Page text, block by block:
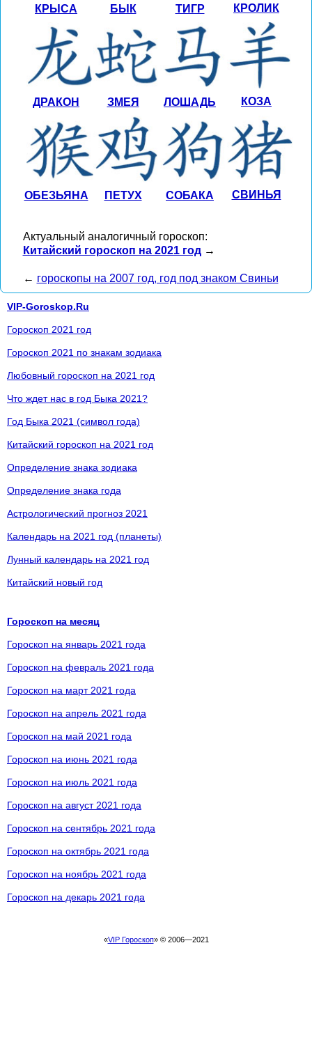
КРЫСА БЫК ТИГР КРОЛИК
ДРАКОН ЗМЕЯ ЛОШАДЬ КОЗА
ОБЕЗЬЯНА ПЕТУХ СОБАКА СВИНЬЯ
Актуальный аналогичный гороскоп:
Китайский гороскоп на 2021 год→
← гороскопы на 2007 год, год под знаком Свиньи
VIP-Goroskop.Ru
Гороскоп 2021 год
Гороскоп 2021 по знакам зодиака
Любовный гороскоп на 2021 год
Что ждет нас в год Быка 2021?
Год Быка 2021 (символ года)
Китайский гороскоп на 2021 год
Определение знака зодиака
Определение знака года
Астрологический прогноз 2021
Календарь на 2021 год (планеты)
Лунный календарь на 2021 год
Китайский новый год
Гороскоп на месяц
Гороскоп на январь 2021 года
Гороскоп на февраль 2021 года
Гороскоп на март 2021 года
Гороскоп на апрель 2021 года
Гороскоп на май 2021 года
Гороскоп на июнь 2021 года
Гороскоп на июль 2021 года
Гороскоп на август 2021 года
Гороскоп на сентябрь 2021 года
Гороскоп на октябрь 2021 года
Гороскоп на ноябрь 2021 года
Гороскоп на декарь 2021 года
«VIP Гороскоп» © 2006—2021